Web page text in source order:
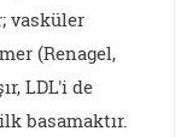
vasküler
(Renagel,
LDL'i de
basamaktır.